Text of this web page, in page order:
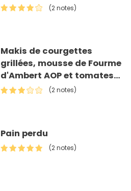
(2 notes)
Makis de courgettes
grillées, mousse de Fourme
d'Ambert AOP et tomates
séchées
(2 notes)
Pain perdu
(2 notes)